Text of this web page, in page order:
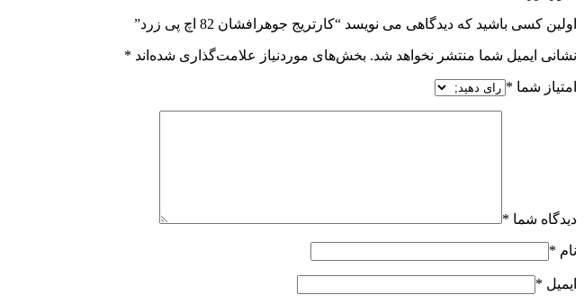
اولین کسی باشید که دیدگاهی می نویسد “کارتریج جوهرافشان 82 اچ پی زرد”
نشانی ایمیل شما منتشر نخواهد شد. بخش‌های موردنیاز علامت‌گذاری شده‌اند *
امتیاز شما *
دیدگاه شما *
نام *
ایمیل *